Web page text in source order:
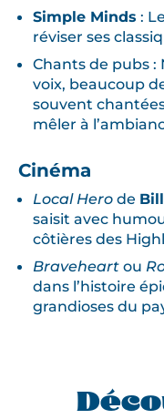
Simple Minds :
réviser ses
Chants de pubs :
voix, beaucoup
souvent
mêler à
Cinéma
Local Hero de
saisit avec
côtières des
Braveheartou
dans l’histoire
grandioses du